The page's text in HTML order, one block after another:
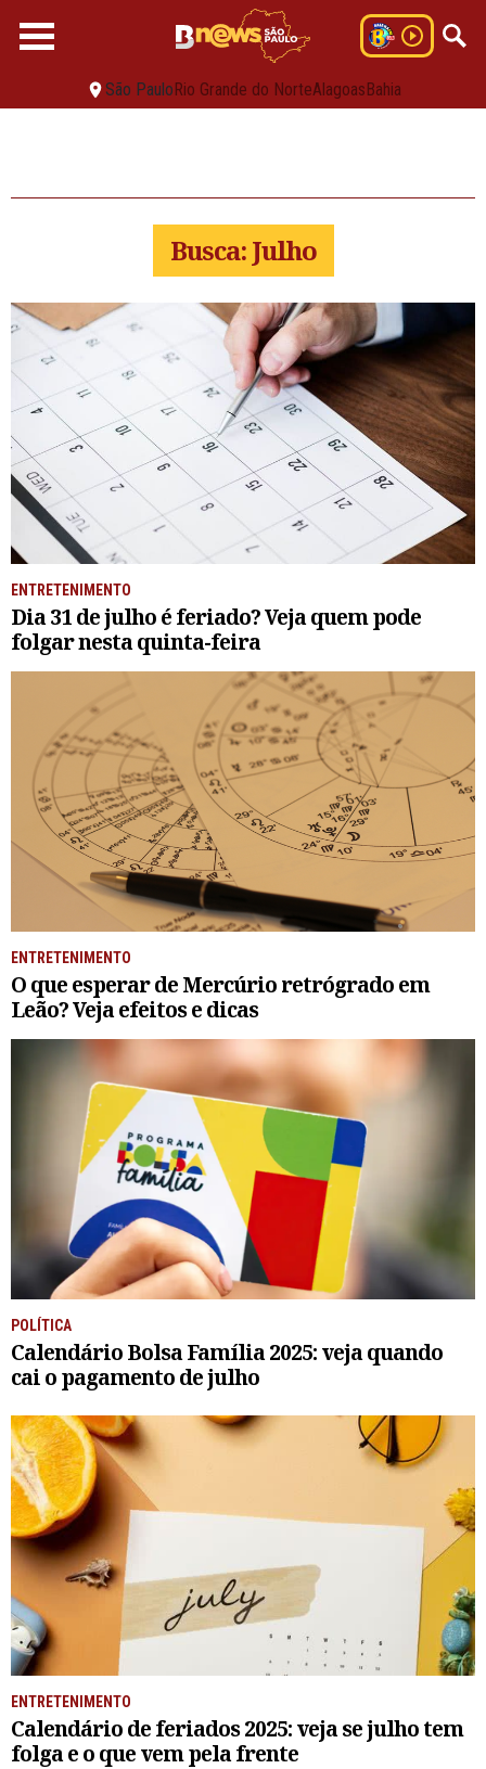
São PauloRio Grande do NorteAlagoasBahia
Busca: Julho
ENTRETENIMENTO
Dia 31 de julho é feriado? Veja quem pode
folgar nesta quinta-feira
ENTRETENIMENTO
O que esperar de Mercúrio retrógrado em
Leão? Veja efeitos e dicas
POLÍTICA
Calendário Bolsa Família 2025: veja quando
cai o pagamento de julho
ENTRETENIMENTO
Calendário de feriados 2025: veja se julho tem
folga e o que vem pela frente